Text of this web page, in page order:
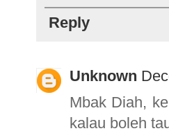
Reply
Unknown
Mbak Diah,
kalau boleh